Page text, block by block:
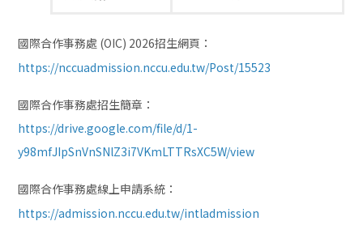
國際合作事務處 (OIC) 2026招生網頁：
https://nccuadmission.nccu.edu.tw/Post/15523
國際合作事務處招生簡章：
https://drive.google.com/file/d/1-
y98mfJIpSnVnSNlZ3i7VKmLTTRsXC5W/view
國際合作事務處線上申請系統：
https://admission.nccu.edu.tw/intladmission